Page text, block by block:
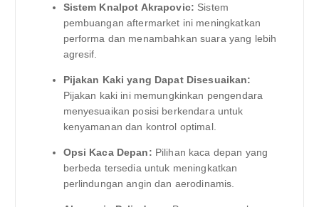
Sistem Knalpot Akrapovic: Sistem
pembuangan aftermarket ini meningkatkan
performa dan menambahkan suara yang lebih
agresif.
Pijakan Kaki yang Dapat Disesuaikan:
Pijakan kaki ini memungkinkan pengendara
menyesuaikan posisi berkendara untuk
kenyamanan dan kontrol optimal.
Opsi Kaca Depan: Pilihan kaca depan yang
berbeda tersedia untuk meningkatkan
perlindungan angin dan aerodinamis.